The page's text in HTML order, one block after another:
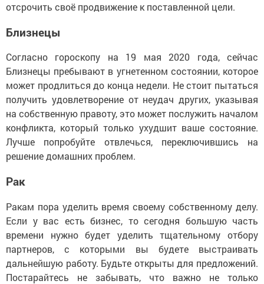
отсрочить своё продвижение к поставленной цели.
Близнецы
Согласно гороскопу на 19 мая 2020 года, сейчас
Близнецы пребывают в угнетенном состоянии, которое
может продлиться до конца недели. Не стоит пытаться
получить удовлетворение от неудач других, указывая
на собственную правоту, это может послужить началом
конфликта, который только ухудшит ваше состояние.
Лучше попробуйте отвлечься, переключившись на
решение домашних проблем.
Рак
Ракам пора уделить время своему собственному делу.
Если у вас есть бизнес, то сегодня большую часть
времени нужно будет уделить тщательному отбору
партнеров, с которыми вы будете выстраивать
дальнейшую работу. Будьте открыты для предложений.
Постарайтесь не забывать, что важно не только